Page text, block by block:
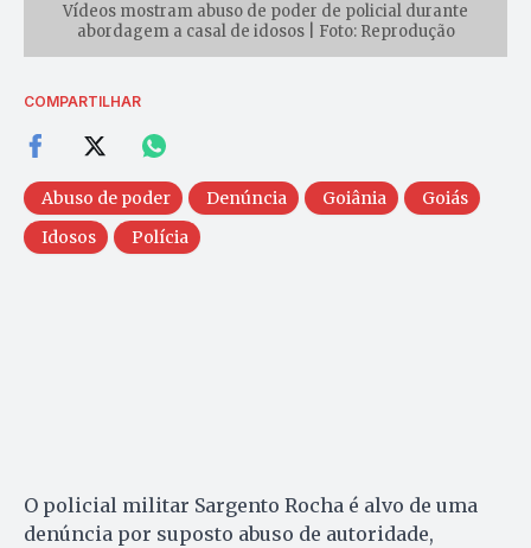
Vídeos mostram abuso de poder de policial durante
abordagem a casal de idosos | Foto: Reprodução
COMPARTILHAR
Abuso de poder Denúncia Goiânia
Goiás
Idosos
Polícia
O policial militar Sargento Rocha é alvo de uma
denúncia por suposto abuso de autoridade,